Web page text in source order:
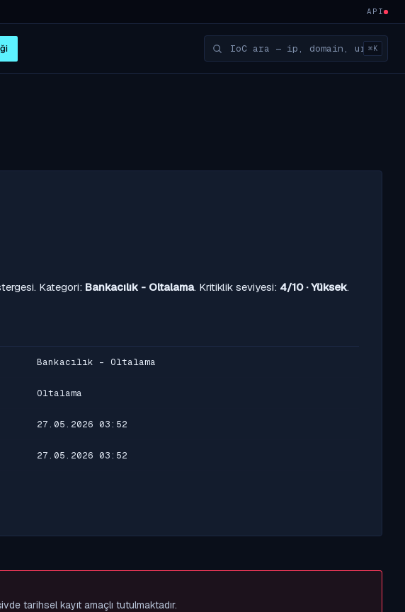
API
⌘K
Kategori: Bankacılık - Oltalama. Kritiklik seviyesi: 4/10 · Yüksek.
Bankacılık - Oltalama
Oltalama
27.05.2026 03:52
27.05.2026 03:52
tarihsel kayıt amaçlı tutulmaktadır.